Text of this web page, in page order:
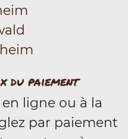
du paiement
ligne ou à la
par paiement